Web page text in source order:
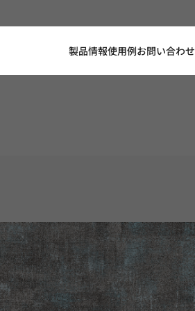
製品情報使用例お問い合わせ